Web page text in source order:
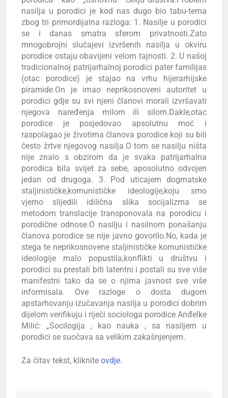
nasilja u porodici je kod nas dugo bio tabu-tema
zbog tri primordijalna razloga: 1. Nasilje u porodici
se i danas smatra sferom privatnosti.Zato
mnogobrojni slučajevi izvršenih nasilja u okviru
porodice ostaju obavijeni velom tajnosti. 2. U našoj
tradicionalnoj patrijarhalnoj porodici pater familijas
(otac porodice) je stajao na vrhu hijerarhijske
piramide.On je imao neprikosnoveni autoritet u
porodici gdje su svi njeni članovi morali izvršavati
njegova naređenja milom ili silom.Dakle,otac
porodice je posjedovao apsolutnu moć i
raspolagao je životima članova porodice koji su bili
često žrtve njegovog nasilja.O tom se nasilju ništa
nije znalo s obzirom da je svaka patrijarhalna
porodica bila svijet za sebe, aposolutno odvojen
jedan od drugoga. 3. Pod uticajem dogmatske
staljinističke,komunističke ideologije,koju smo
vjerno slijedili idilična slika socijalizma se
metodom translacije transponovala na porodicu i
porodične odnose.O nasilju i nasilnom ponašanju
članova porodice se nije javno govorilo.No, kada je
stega te neprikosnovene staljinističke komunističke
ideologije malo popustila,konflikti u društvu i
porodici su prestali biti latentni i postali su sve više
manifestni tako da se o njima javnost sve više
informisala. Ove razloge o dosta dugom
apstarhovanju izučavanja nasilja u porodici dobrim
dijelom verifikuju i riječi sociologa porodice Anđelke
Milić: „Socilogija , kao nauka , sa nasiljem u
porodici se suočava sa velikim zakašnjenjem.
Za čitav tekst, kliknite ovdje.